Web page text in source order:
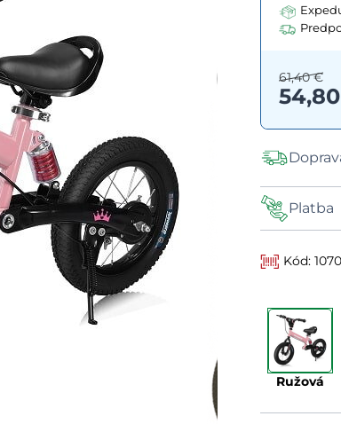
61,40 €
Platba
Kód:
ružová